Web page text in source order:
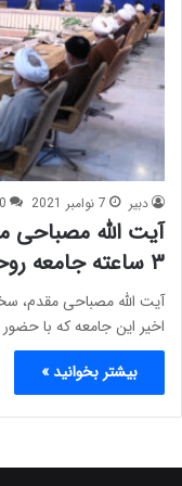
دبیر 7 نوامبر 2021 0
آیت الله
۳ ساعته جامعه روحانیت مبارز با رئیس جمهور.
آیت الله مصباحی مقدم،
اخیر این جامعه که با حضور
بیشتر بخوانید »